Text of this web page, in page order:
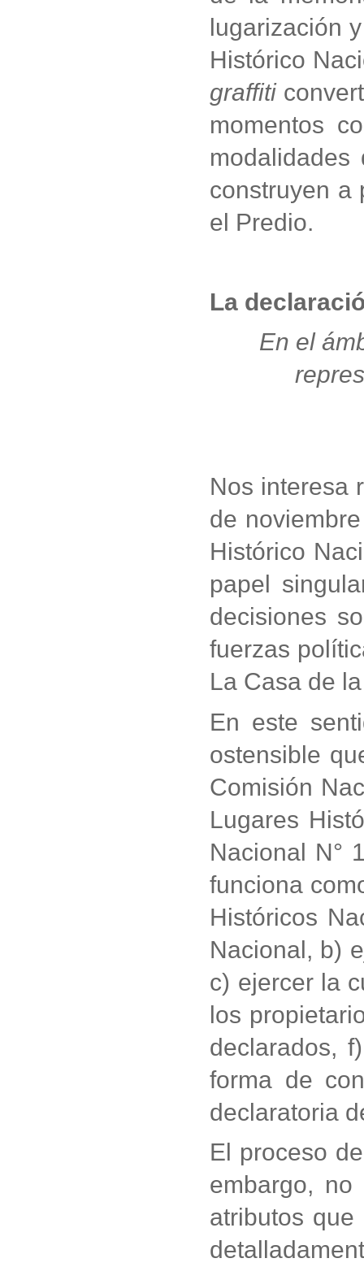
lugarización
Histórico
graffiti
momentos
construyen a
el Predio.
La
En el
Nos interesa
de
Histórico
papel
decisiones
fuerzas
La Casa de
En este
ostensible
Comisión
Lugares
Nacional N°
funciona
Históricos
Nacional, b)
c) ejercer la
los
declarados,
forma de
declaratoria
El proceso
embargo,
atributos